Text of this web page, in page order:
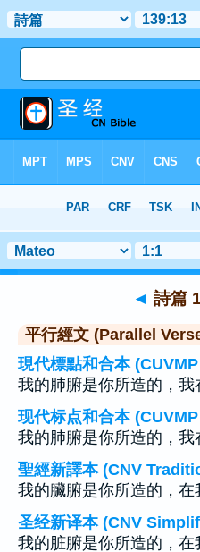
> 聖經金句 13
◄ 詩篇
平行經文 (Parallel
現代標點和合本
我的肺腑是你所造的，我
现代标点和合本
我的肺腑是你所造的，我
聖經新譯本 (CNV
我的臟腑是你所造的，在
圣经新译本 (CNV
我的脏腑是你所造的，在